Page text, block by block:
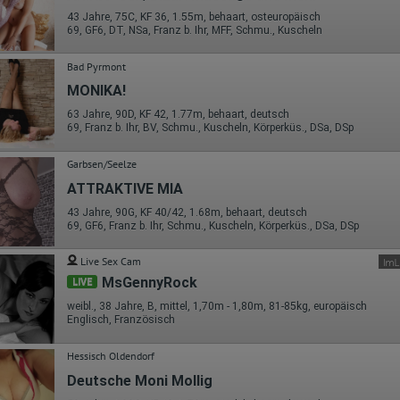
icsjs/cookie-usage?hl=de#gtagjs_google_analytics_4_-
_cookie_usage
Google Ireland Limited
Daten:
erzeugten Informationen über die Benutzung unserer Webseiten
sowie die von dem Browser übermittelte IP-Adresse werden übertragen
gespeichert. Dabei können aus den verarbeiteten Daten
der Nutzer erstellt werden. Diese Informationen wird
Google gegebenenfalls auch an Dritte übertragen, sofern dies gesetzlich
wird oder, soweit Dritte diese Daten im Auftrag von
verarbeiten. Die IP-Adresse der Nutzer wird von Google innerhalb
Mitgliedstaaten der Europäischen Union oder in anderen
des Abkommens über den Europäischen
gekürzt, dies bedeutet, dass alle Daten anonym
werden. Nur in Ausnahmefällen wird die volle IP-Adresse an
einen Server von Google in den USA übertragen und dort gekürzt. Die von
dem Browser des Nutzers übermittelte IP-Adresse wird nicht mit anderen
Daten von Google zusammengeführt.
Informationen zum Besucherverhalten sind folgende:
Herkunft (Land und Stadt)
Sprache
Betriebssystem
Gerät (PC, Tablet-PC oder Smartphone)
43 Jahre, 75C, KF 36, 1.55m, behaart, osteuropäisch
69, GF6, DT, NSa, Franz b. Ihr, MFF, Schmu., Kuscheln
Bad Pyrmont
MONIKA!
63 Jahre, 90D, KF 42, 1.77m, behaart, deutsch
69, Franz b. Ihr, BV, Schmu., Kuscheln, Körperküs., DSa, DSp
Garbsen/Seelze
ATTRAKTIVE MIA
43 Jahre, 90G, KF 40/42, 1.68m, behaart, deutsch
69, GF6, Franz b. Ihr, Schmu., Kuscheln, Körperküs., DSa, DSp
Live Sex Cam
LIVE MsGennyRock
weibl., 38 Jahre, B, mittel, 1,70m - 1,80m, 81-85kg, europäisch
Englisch, Französisch
Hessisch Oldendorf
Deutsche Moni Mollig